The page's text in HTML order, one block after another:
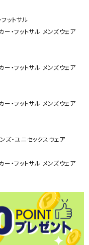
ットサル
・フットサル メンズウェア
・フットサル メンズウェア
・フットサル メンズウェア
ズ・ユニセックスウェア
・フットサル メンズウェア